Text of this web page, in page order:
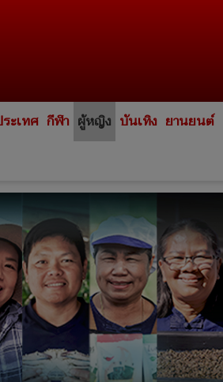
ะเทศ กีฬา ผู้หญิง บันเทิง ยานยนต์